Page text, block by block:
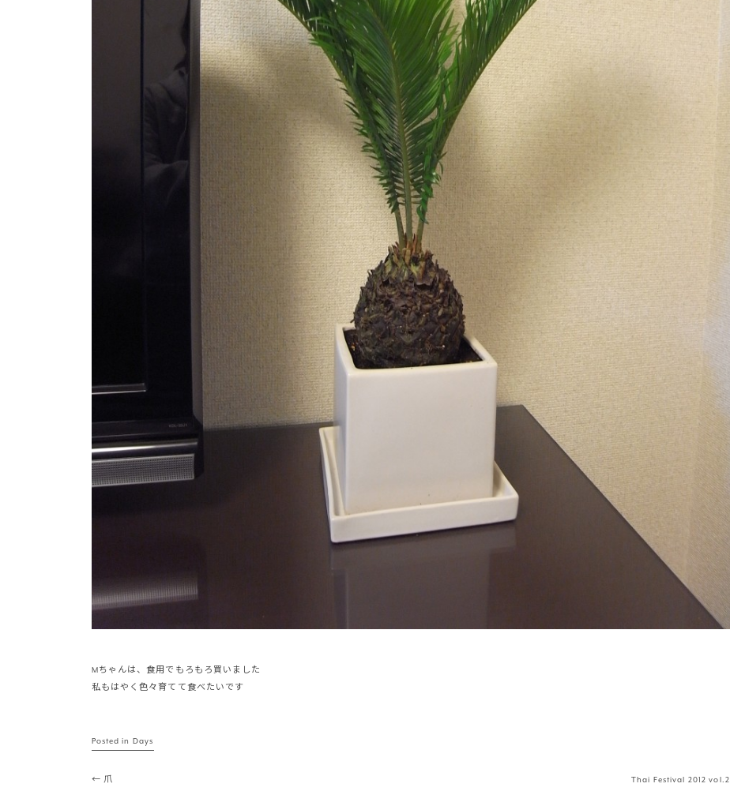
Mちゃんは、食用でもろもろ買いました
私もはやく色々育てて食べたいです
Posted in Days
Post navigation
← 爪 Thai Festival 2012 vol.2